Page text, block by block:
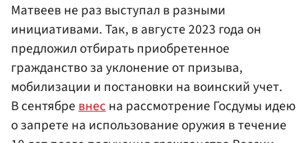
Матвеев не раз выступал в разными
инициативами. Так, в августе 2023 года он
предложил отбирать приобретенное
гражданство за уклонение от призыва,
мобилизации и постановки на воинский учет.
В сентябревнесна рассмотрение Госдумы идею
о запрете на использование оружия в течение